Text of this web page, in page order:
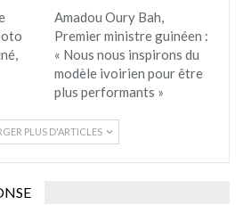
Amadou Oury Bah,
Premier ministre guinéen :
« Nous nous inspirons du
modèle ivoirien pour être
plus performants »
PLUS D'ARTICLES